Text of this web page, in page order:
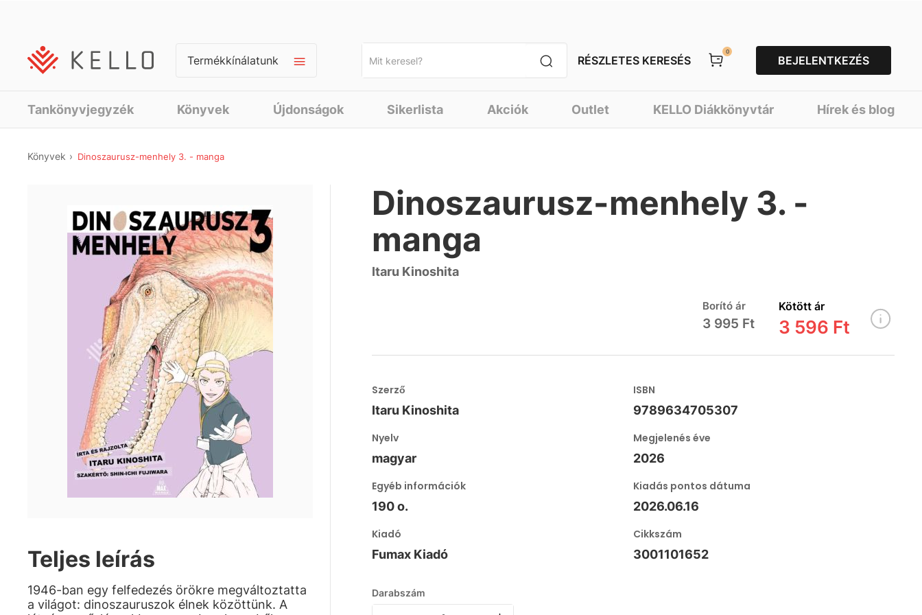
Termékkínálatunk RÉSZLETES KERESÉS
0
BEJELENTKEZÉS
Tankönyvjegyzék Könyvek Újdonságok Sikerlista Akciók Outlet KELLO Diákkönyvtár Hírek és blog
Könyvek Dinoszaurusz-menhely 3. - manga
Teljes leírás
1946-ban egy felfedezés örökre megváltoztatta
a világot: dinoszauruszok élnek közöttünk. A
Dinoszaurusz-menhely 3. -
manga
Itaru Kinoshita
Borító ár
3 995 Ft
Kötött ár
3 596 Ft
Szerző
Itaru Kinoshita
ISBN
9789634705307
Nyelv
magyar
Megjelenés éve
2026
Egyéb információk
190 o.
Kiadás pontos dátuma
2026.06.16
Kiadó
Fumax Kiadó
Cikkszám
3001101652
Darabszám